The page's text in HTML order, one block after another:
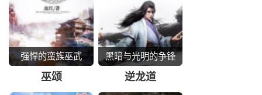
强悍的蛮族巫武
巫颂
黑暗与光明的争锋
逆龙道